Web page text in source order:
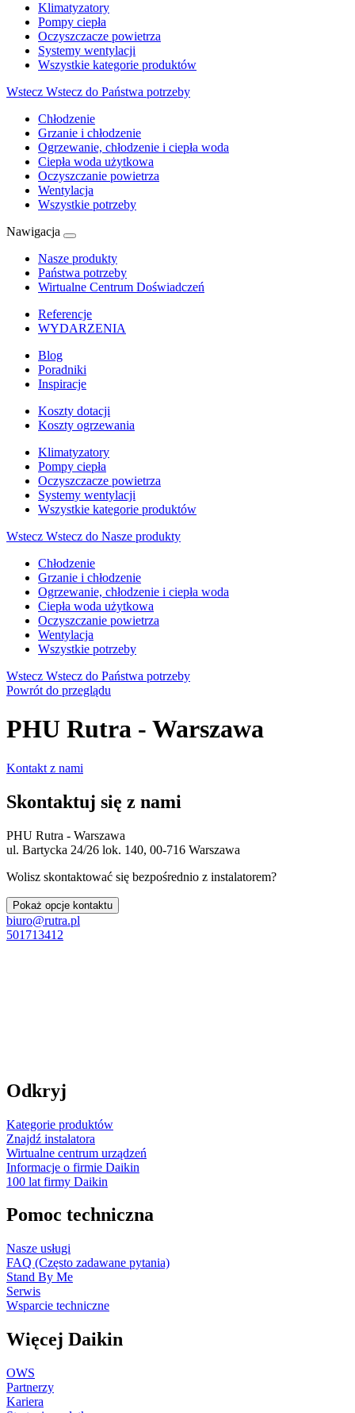
Klimatyzatory
Pompy ciepła
Oczyszczacze powietrza
Systemy wentylacji
Wszystkie kategorie produktów
Wstecz Wstecz do Państwa potrzeby
Chłodzenie
Grzanie i chłodzenie
Ogrzewanie, chłodzenie i ciepła woda
Ciepła woda użytkowa
Oczyszczanie powietrza
Wentylacja
Wszystkie potrzeby
Nawigacja
Nasze produkty
Państwa potrzeby
Wirtualne Centrum Doświadczeń
Referencje
WYDARZENIA
Blog
Poradniki
Inspiracje
Koszty dotacji
Koszty ogrzewania
Klimatyzatory
Pompy ciepła
Oczyszczacze powietrza
Systemy wentylacji
Wszystkie kategorie produktów
Wstecz Wstecz do Nasze produkty
Chłodzenie
Grzanie i chłodzenie
Ogrzewanie, chłodzenie i ciepła woda
Ciepła woda użytkowa
Oczyszczanie powietrza
Wentylacja
Wszystkie potrzeby
Wstecz Wstecz do Państwa potrzeby
Powrót do przeglądu
PHU Rutra - Warszawa
Kontakt z nami
Skontaktuj się z nami
PHU Rutra - Warszawa
ul. Bartycka 24/26 lok. 140, 00-716 Warszawa
Wolisz skontaktować się bezpośrednio z instalatorem?
Pokaż opcje kontaktu
biuro@rutra.pl
501713412
Odkryj
Kategorie produktów
Znajdź instalatora
Wirtualne centrum urządzeń
Informacje o firmie Daikin
100 lat firmy Daikin
Pomoc techniczna
Nasze usługi
FAQ (Często zadawane pytania)
Stand By Me
Serwis
Wsparcie techniczne
Więcej Daikin
OWS
Partnerzy
Kariera